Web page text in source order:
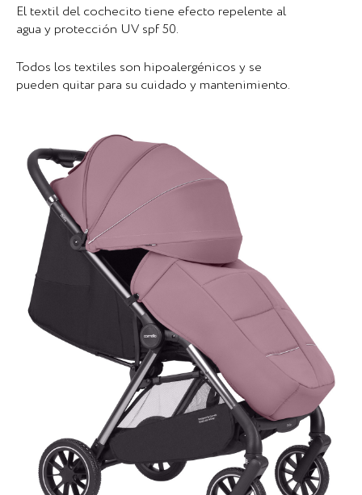
El textil del cochecito tiene efecto repelente al
agua y protección UV spf 50.
Todos los textiles son hipoalergénicos y se
pueden quitar para su cuidado y mantenimiento.